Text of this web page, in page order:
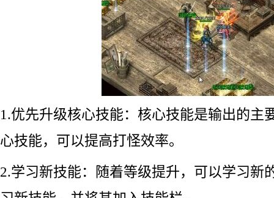
1.优先升级核心技能：核心技能是输出的主
心技能，可以提高打怪效率。
2.学习新技能：随着等级提升，可以学习新